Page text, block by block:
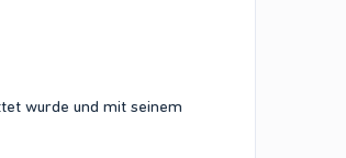
wurde und mit seinem